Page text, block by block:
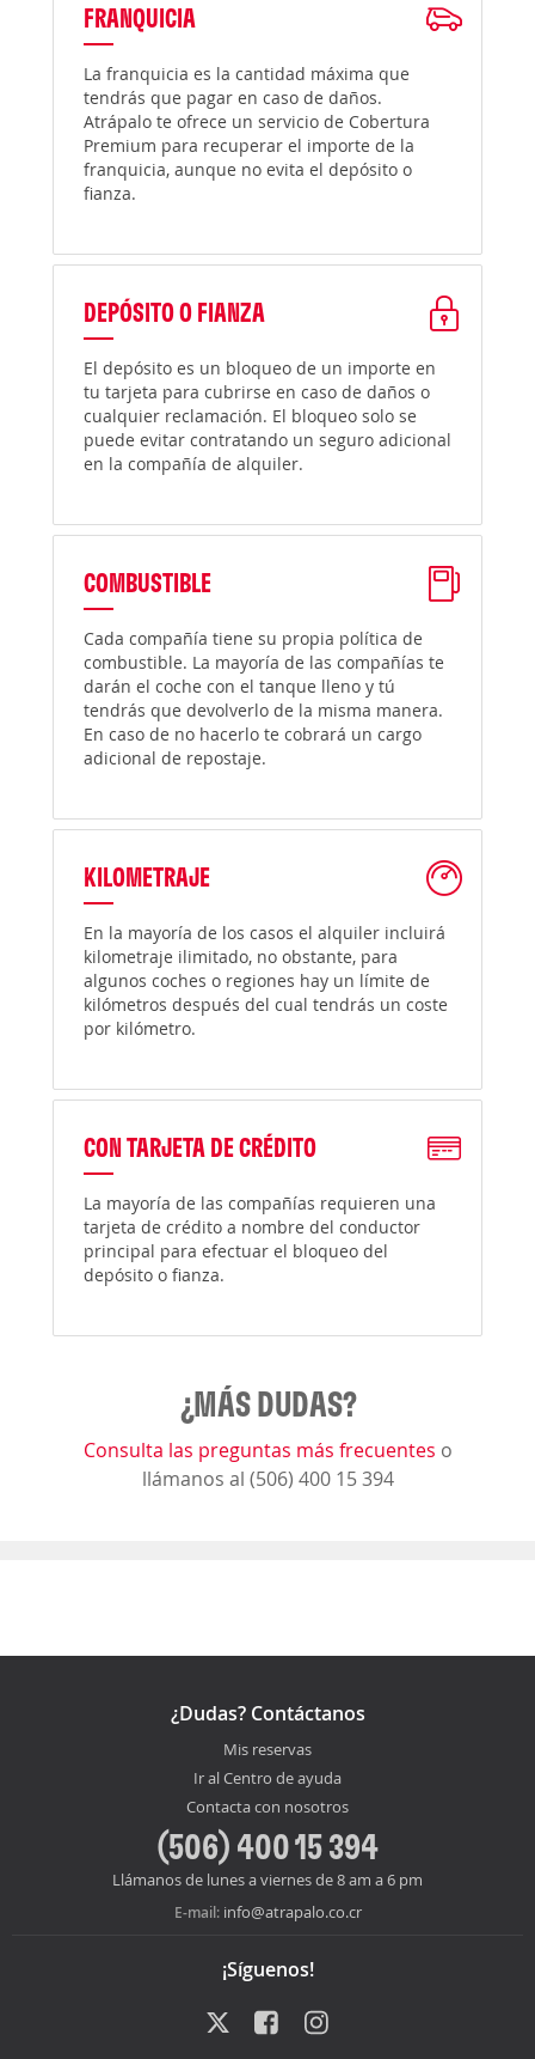
FRANQUICIA
La franquicia es la cantidad máxima que
tendrás que pagar en caso de daños.
Atrápalo te ofrece un servicio de Cobertura
Premium para recuperar el importe de la
franquicia, aunque no evita el depósito o
fianza.
DEPÓSITO O FIANZA
El depósito es un bloqueo de un importe en
tu tarjeta para cubrirse en caso de daños o
cualquier reclamación. El bloqueo solo se
puede evitar contratando un seguro adicional
en la compañía de alquiler.
COMBUSTIBLE
Cada compañía tiene su propia política de
combustible. La mayoría de las compañías te
darán el coche con el tanque lleno y tú
tendrás que devolverlo de la misma manera.
En caso de no hacerlo te cobrará un cargo
adicional de repostaje.
KILOMETRAJE
En la mayoría de los casos el alquiler incluirá
kilometraje ilimitado, no obstante, para
algunos coches o regiones hay un límite de
kilómetros después del cual tendrás un coste
por kilómetro.
CON TARJETA DE CRÉDITO
La mayoría de las compañías requieren una
tarjeta de crédito a nombre del conductor
principal para efectuar el bloqueo del
depósito o fianza.
¿MÁS DUDAS?
Consulta las preguntas más frecuentes o
llámanos al (506) 400 15 394
¿Dudas? Contáctanos
Mis reservas
Ir al Centro de ayuda
Contacta con nosotros
(506) 400 15 394
Llámanos de lunes a viernes de 8 am a 6 pm
E-mail: info@atrapalo.co.cr
¡Síguenos!